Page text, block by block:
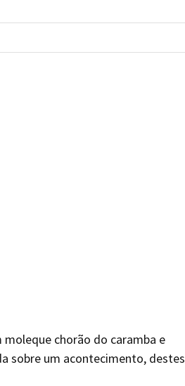
chorão do caramba e
sobre um acontecimento, destes